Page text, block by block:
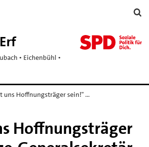
• Eichenbühl •
uns Hoffnungsträger sein!" …
Hoffnungsträger